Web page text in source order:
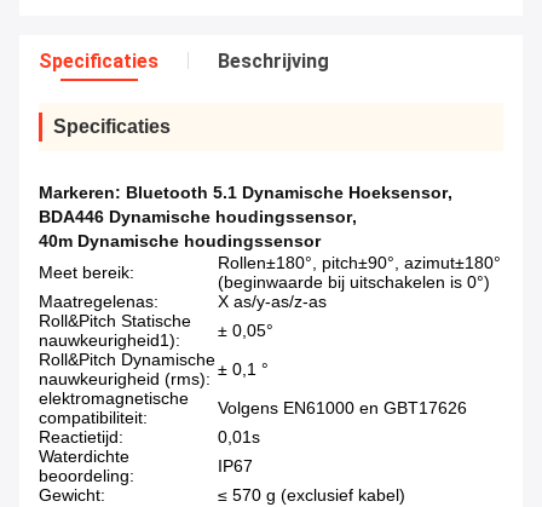
Specificaties Beschrijving
Specificaties
Markeren: Bluetooth 5.1 Dynamische Hoeksensor,
BDA446 Dynamische houdingssensor,
40m Dynamische houdingssensor
Meet bereik:
Rollen±180°, pitch±90°, azimut±180°
(beginwaarde bij uitschakelen is 0°)
Maatregelenas:
X as/y-as/z-as
Roll&Pitch Statische
nauwkeurigheid1):
± 0,05°
Roll&Pitch Dynamische
nauwkeurigheid (rms): ± 0,1 °
elektromagnetische
compatibiliteit:
Volgens EN61000 en GBT17626
Reactietijd:
0,01s
Waterdichte
beoordeling:
IP67
Gewicht:
≤ 570 g (exclusief kabel)